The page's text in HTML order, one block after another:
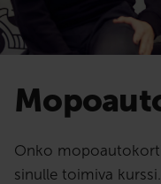
Onko
sinulle toimiva